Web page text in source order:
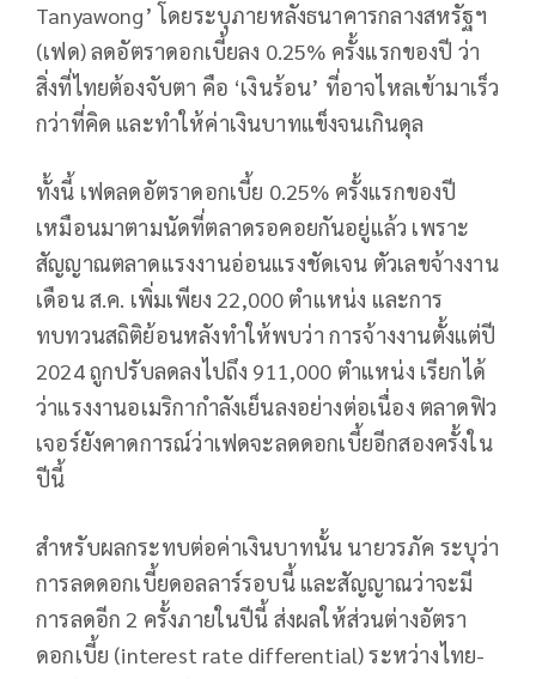
Tanyawong’ โดยระบุภายหลังธนาคารกลางสหรัฐฯ
(เฟด) ลดอัตราดอกเบี้ยลง 0.25% ครั้งแรกของปี ว่า
สิ่งที่ไทยต้องจับตา คือ ‘เงินร้อน’ ที่อาจไหลเข้ามาเร็ว
กว่าที่คิด และทำให้ค่าเงินบาทแข็งจนเกินดุล
ทั้งนี้ เฟดลดอัตราดอกเบี้ย 0.25% ครั้งแรกของปี
เหมือนมาตามนัดที่ตลาดรอคอยกันอยู่แล้ว เพราะ
สัญญาณตลาดแรงงานอ่อนแรงชัดเจน ตัวเลขจ้างงาน
เดือน ส.ค. เพิ่มเพียง 22,000 ตำแหน่ง และการ
ทบทวนสถิติย้อนหลังทำให้พบว่า การจ้างงานตั้งแต่ปี
2024 ถูกปรับลดลงไปถึง 911,000 ตำแหน่ง เรียกได้
ว่าแรงงานอเมริกากำลังเย็นลงอย่างต่อเนื่อง ตลาดฟิว
เจอร์ยังคาดการณ์ว่าเฟดจะลดดอกเบี้ยอีกสองครั้งใน
ปีนี้
สำหรับผลกระทบต่อค่าเงินบาทนั้น นายวรภัค ระบุว่า
การลดดอกเบี้ยดอลลาร์รอบนี้ และสัญญาณว่าจะมี
การลดอีก 2 ครั้งภายในปีนี้ ส่งผลให้ส่วนต่างอัตรา
ดอกเบี้ย (interest rate differential) ระหว่างไทย-